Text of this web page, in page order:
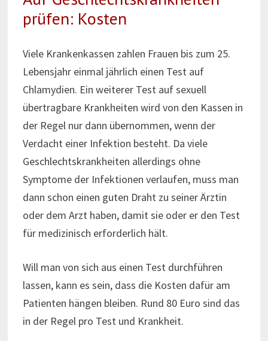
prüfen: Kosten
Viele Krankenkassen zahlen Frauen bis zum 25.
Lebensjahr einmal jährlich einen Test auf
Chlamydien. Ein weiterer Test auf sexuell
übertragbare Krankheiten wird von den Kassen in
der Regel nur dann übernommen, wenn der
Verdacht einer Infektion besteht. Da viele
Geschlechtskrankheiten allerdings ohne
Symptome der Infektionen verlaufen, muss man
dann schon einen guten Draht zu seiner Ärztin
oder dem Arzt haben, damit sie oder er den Test
für medizinisch erforderlich hält.
Will man von sich aus einen Test durchführen
lassen, kann es sein, dass die Kosten dafür am
Patienten hängen bleiben. Rund 80 Euro sind das
in der Regel pro Test und Krankheit.